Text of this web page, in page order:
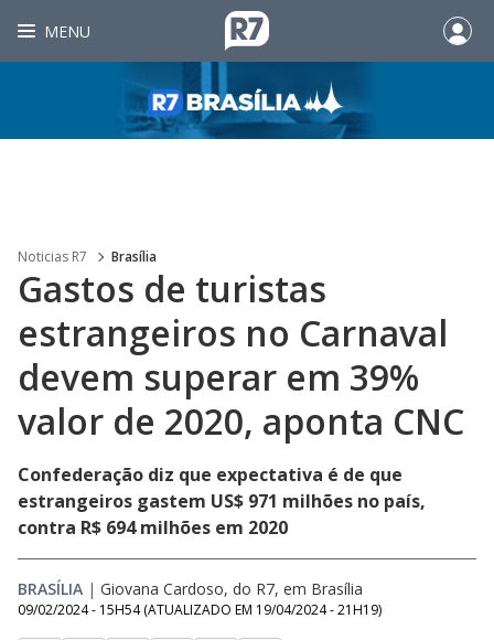
MENU
Noticias R7 Brasília
Gastos de turistas
estrangeiros no Carnaval
devem superar em 39%
valor de 2020, aponta CNC
Confederação diz que expectativa é de que
estrangeiros gastem US$ 971 milhões no país,
contra R$ 694 milhões em 2020
BRASÍLIA | Giovana Cardoso, do R7, em Brasília
09/02/2024 - 15H54 (ATUALIZADO EM 19/04/2024 - 21H19)